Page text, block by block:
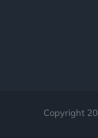
Copyright